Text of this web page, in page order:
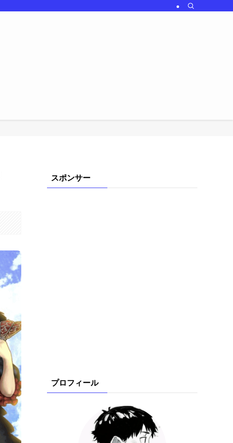
スポンサー
プロフィール